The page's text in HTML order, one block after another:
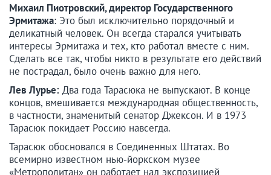
Михаил Пиотровский, директор Государственного
Эрмитажа: Это был исключительно порядочный и
деликатный человек. Он всегда старался учитывать
интересы Эрмитажа и тех, кто работал вместе с ним.
Сделать все так, чтобы никто в результате его действий
не пострадал, было очень важно для него.
Лев Лурье: Два года Тарасюка не выпускают. В конце
концов, вмешивается международная общественность,
в частности, знаменитый сенатор Джексон. И в 1973
Тарасюк покидает Россию навсегда.
Тарасюк обосновался в Соединенных Штатах. Во
всемирно известном нью-йоркском музее
«Метрополитан» он работает над экспозицией